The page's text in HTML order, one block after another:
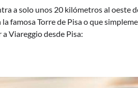
a solo unos 20 kilómetros al oeste
famosa Torre de Pisa o que
Viareggio desde Pisa: